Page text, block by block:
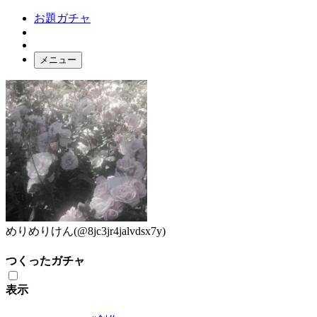
お題ガチャ
メニュー
お題箱
ガチャ検索
ログイン
めりめりけん(@8jc3jr4jalvdsx7y)
つくったガチャ
表示